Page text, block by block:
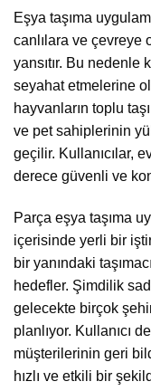
Eşya taşıma
canlılara ve çevreye
yansıtır. Bu nedenle
seyahat etmelerine
hayvanların toplu
ve pet sahiplerinin
geçilir. Kullanıcılar,
derece güvenli ve
Parça eşya taşıma
içerisinde yerli bir
bir yanındaki
hedefler. Şimdilik
gelecekte birçok
planlıyor. Kullanıcı
müşterilerinin geri
hızlı ve etkili bir